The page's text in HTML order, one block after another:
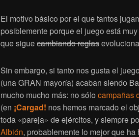
El motivo básico por el que tantos
posiblemente porque el juego está
que siguecambiando reglas
Sin embargo, si tanto nos gusta el
(una GRAN mayoría) acaban siendo
mucho mucho más: no sólo campañas
(en ¡Cargad! nos hemos marcado el
toda «pareja» de ejércitos, y siempre
Albión, probablemente lo mejor que